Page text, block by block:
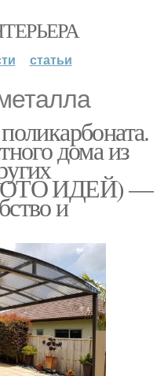
статьи
дома из
ФОТО ИДЕЙ) —
и